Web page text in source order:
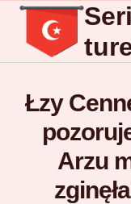
Przejdź
treści
Łzy
Arzu